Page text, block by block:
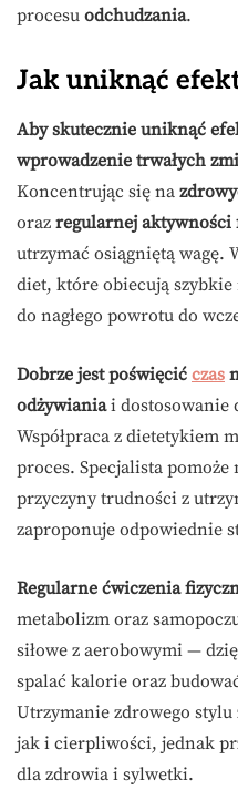
procesu odchudzania.
Jak uniknąć
Aby skutecznie uniknąć
wprowadzenie trwałych
Koncentrując się na
oraz regularnej aktywności
utrzymać osiągniętą wagę.
diet, które obiecują
do nagłego powrotu do
Dobrze jest poświęcić czas
odżywianiai dostosowanie
Współpraca z dietetykiem
proces. Specjalista
przyczyny trudności z
zaproponuje odpowiednie
Regularne ćwiczenia
metabolizm oraz
siłowe z aerobowymi —
spalać kalorie oraz
Utrzymanie zdrowego stylu
jak i cierpliwości, jednak
dla zdrowia i sylwetki.